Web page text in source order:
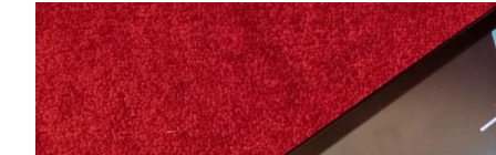
Zum
Ende
der
Bildergalerie
springen